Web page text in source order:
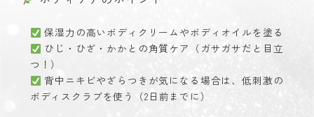
保湿力の高いボディクリームやボディオイルを塗る
ひじ・ひざ・かかとの角質ケア（ガサガサだと目立
つ！）
背中ニキビやざらつきが気になる場合は、低刺激の
ボディスクラブを使う（2日前までに）